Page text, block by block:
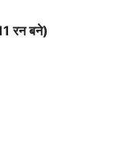
रन बने)